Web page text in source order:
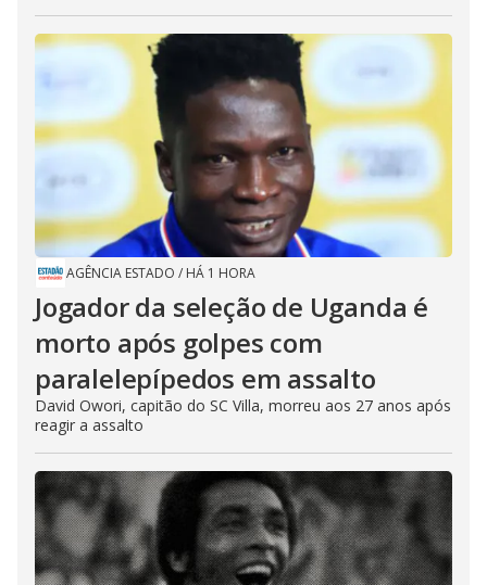
AGÊNCIA ESTADO / HÁ 1 HORA
Jogador da seleção de Uganda é
morto após golpes com
paralelepípedos em assalto
David Owori, capitão do SC Villa, morreu aos 27 anos após
reagir a assalto